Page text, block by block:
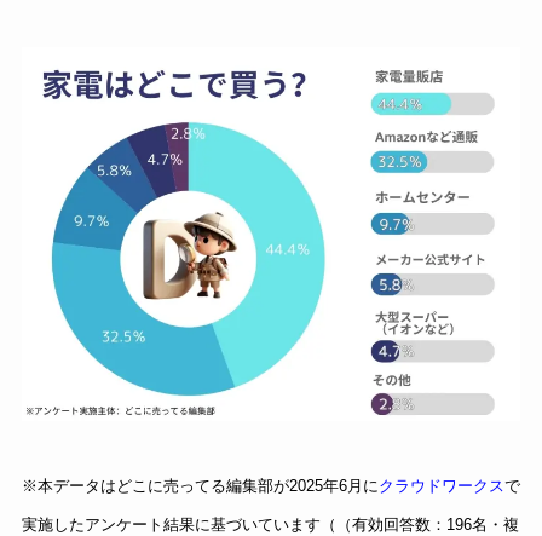
※本データはどこに売ってる編集部が2025年6月にクラウドワークスで
実施したアンケート結果に基づいています（（有効回答数：196名・複